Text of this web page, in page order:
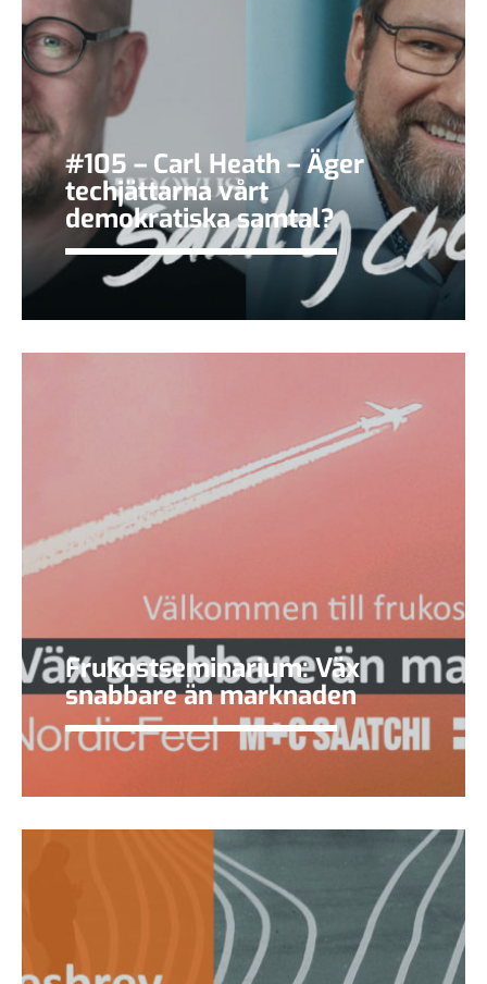
#105 – Carl Heath – Äger
techjättarna vårt
demokratiska samtal?
Frukostseminarium: Väx
snabbare än marknaden